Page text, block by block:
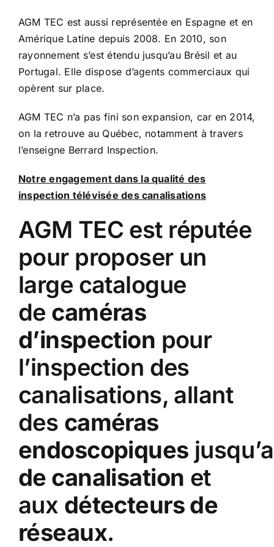
AGM TEC est aussi représentée en Espagne et en
Amérique Latine depuis 2008. En 2010, son
rayonnement s’est étendu jusqu’au Brésil et au
Portugal. Elle dispose d’agents commerciaux qui
opèrent sur place.
AGM TEC n’a pas fini son expansion, car en 2014,
on la retrouve au Québec, notamment à travers
l’enseigne Berrard Inspection.
Notre engagement dans la qualité des
inspection télévisée des canalisations
AGM TEC est réputée
pour proposer un
large catalogue
de caméras
d’inspection pour
l’inspection des
canalisations, allant
des caméras
endoscopiques
de canalisation et
aux détecteurs de
réseaux.